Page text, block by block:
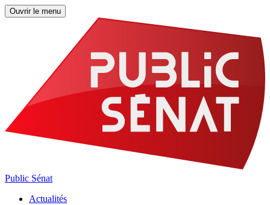
Ouvrir le menu
Public Sénat
Actualités